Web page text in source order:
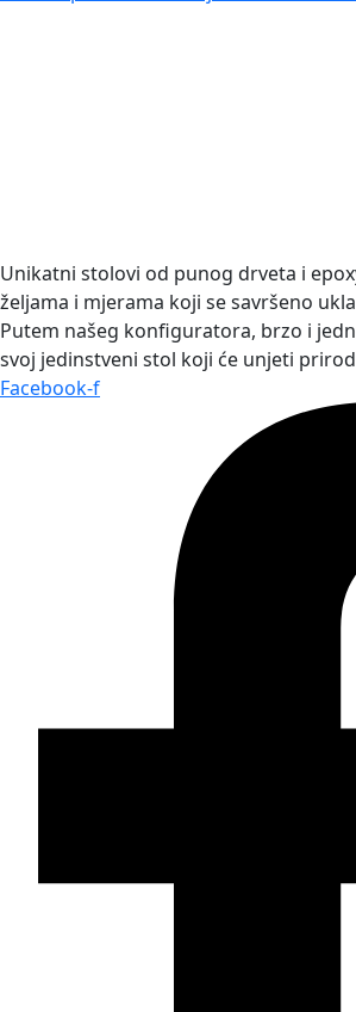
Unikatni stolovi od punog drveta i
željama i mjerama koji se savršeno
Putem našeg konfiguratora, brzo i
svoj jedinstveni stol koji će unjeti
Facebook-f